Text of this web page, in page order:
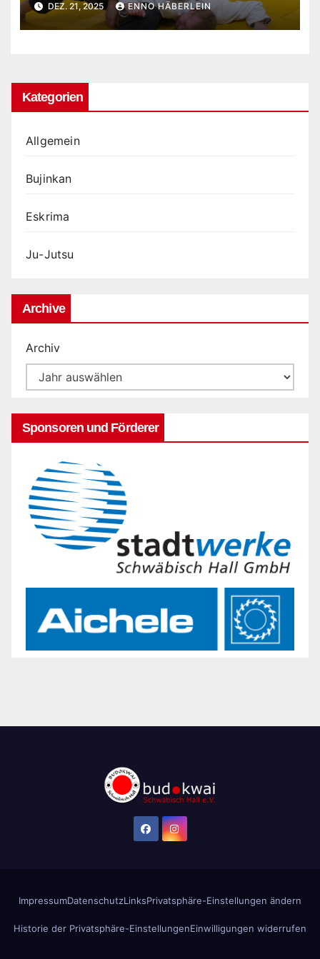
DEZ. 21, 2025 ENNO HÄBERLEIN
Kategorien
Allgemein
Bujinkan
Eskrima
Ju-Jutsu
Archive
Archiv
Sponsoren und Förderer
ImpressumDatenschutzLinksPrivatsphäre-Einstellungen ändern
Historie der Privatsphäre-EinstellungenEinwilligungen widerrufen